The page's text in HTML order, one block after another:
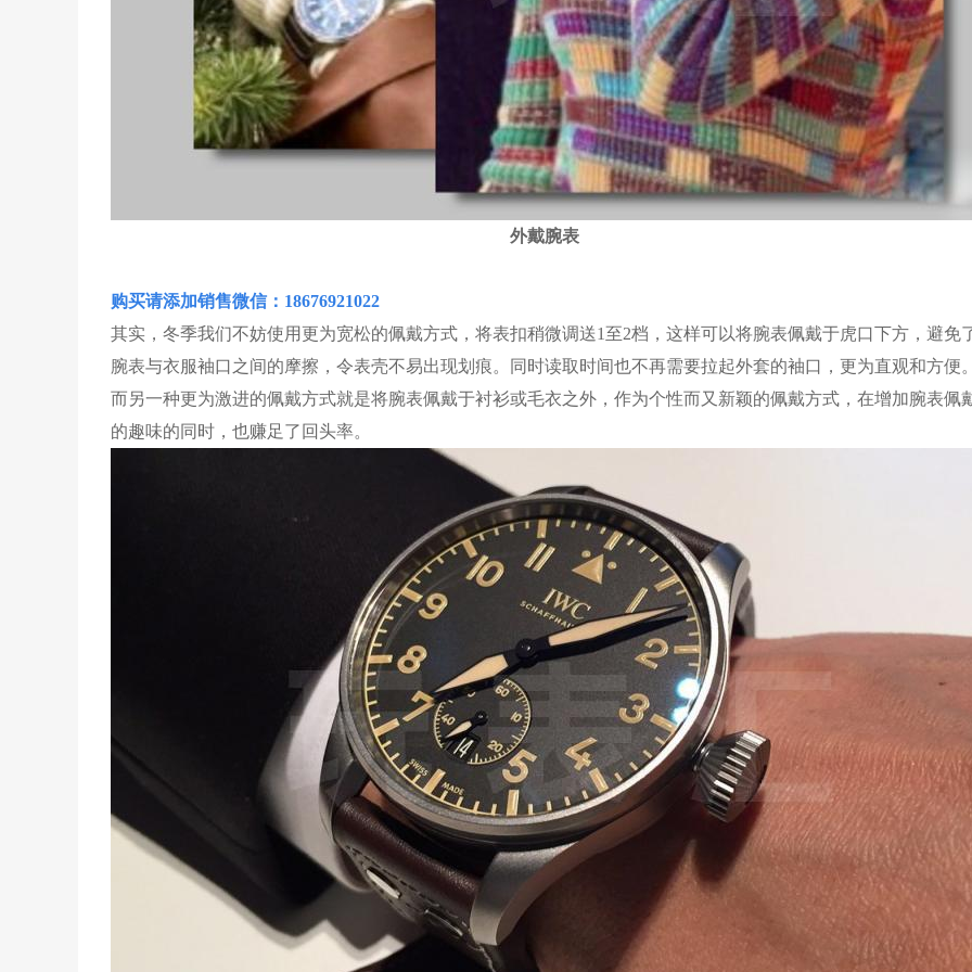
外戴腕表
购买请添加销售微信：18676921022
其实，冬季我们不妨使用更为宽松的佩戴方式，将表扣稍微调送1至2档，这样可以将腕表佩戴于虎口下方，避免
腕表与衣服袖口之间的摩擦，令表壳不易出现划痕。同时读取时间也不再需要拉起外套的袖口，更为直观和方便。
而另一种更为激进的佩戴方式就是将腕表佩戴于衬衫或毛衣之外，作为个性而又新颖的佩戴方式，在增加腕表佩
的趣味的同时，也赚足了回头率。